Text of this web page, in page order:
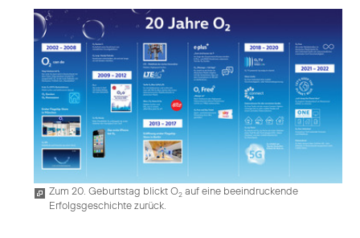
Zum 20. Geburtstag blickt O2 auf eine beeindruckende
Erfolgsgeschichte zurück.